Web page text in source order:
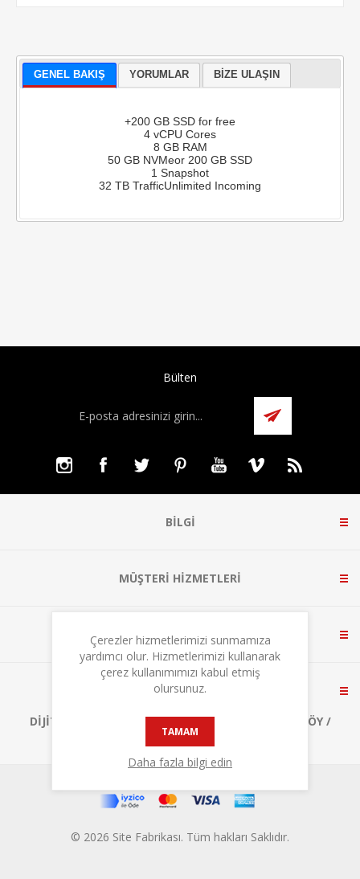
GENEL BAKIŞ YORUMLAR BIZE ULAŞIN
+200 GB SSD for free
4 vCPU Cores
8 GB RAM
50 GB NVMeor 200 GB SSD
1 Snapshot
32 TB TrafficUnlimited Incoming
Bülten
BILGI
MÜŞTERI HIZMETLERI
HESABIM
BIZE ULAŞIN
DIJITALPARK TEKNOKENT, A1 BLOK NO:3 ÇEKMEKÖY /
İSTANBUL
© 2026 Site Fabrikası. Tüm hakları Saklıdır.
Çerezler hizmetlerimizi sunmamıza
yardımcı olur. Hizmetlerimizi kullanarak
çerez kullanımımızı kabul etmiş
olursunuz.
TAMAM
Daha fazla bilgi edin